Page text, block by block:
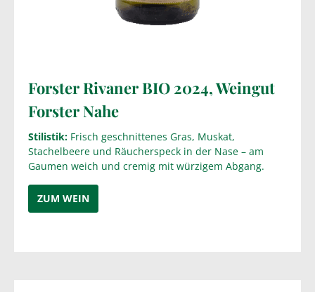
Forster Rivaner BIO 2024, Weingut
Forster Nahe
Stilistik: Frisch geschnittenes Gras, Muskat,
Stachelbeere und Räucherspeck in der Nase – am
Gaumen weich und cremig mit würzigem Abgang.
ZUM WEIN